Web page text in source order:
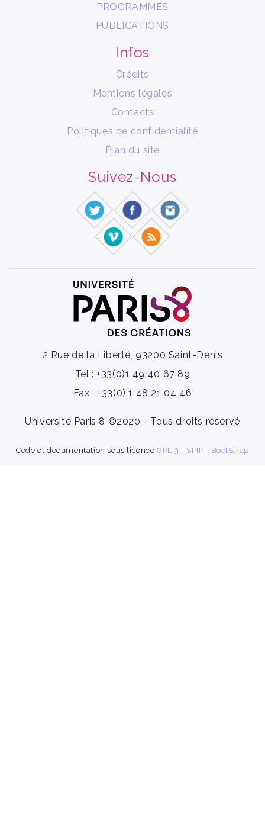
PROGRAMMES
PUBLICATIONS
Infos
Crédits
Mentions légales
Contacts
Politiques de confidentialité
Plan du site
Suivez-Nous
2 Rue de la Liberté, 93200 Saint-Denis
Tel : +33(0)1 49 40 67 89
Fax : +33(0) 1 48 21 04 46
Université Paris 8 ©2020 - Tous droits réservé
Code et documentation sous licenceGPL 3 - SPIP - BootStrap